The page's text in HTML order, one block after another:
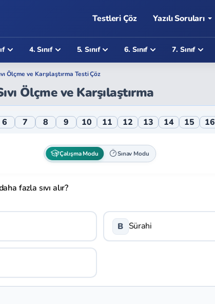
Testleri Çöz Yazılı Soruları
4. Sınıf 5. Sınıf 6. Sınıf 7. Sınıf
Ölçme ve Karşılaştırma Testi Çöz
Ölçme ve Karşılaştırma
ve Karşılaştırma Online Testi
6 7 8 9 10 11 12 13 14 15 16
Çalışma Modu Sınav Modu
fazla sıvı alır?
B Sürahi